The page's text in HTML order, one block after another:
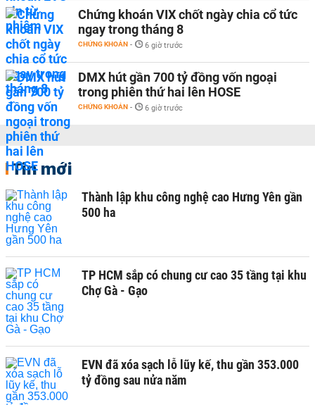
Chứng khoán VIX chốt ngày chia cổ tức
ngay trong tháng 8
CHỨNG KHOÁN - 6 giờ trước
DMX hút gần 700 tỷ đồng vốn ngoại
trong phiên thứ hai lên HOSE
CHỨNG KHOÁN - 6 giờ trước
Tin mới
Thành lập khu công nghệ cao Hưng Yên gần
500 ha
TP HCM sắp có chung cư cao 35 tầng tại khu
Chợ Gà - Gạo
EVN đã xóa sạch lỗ lũy kế, thu gần 353.000
tỷ đồng sau nửa năm